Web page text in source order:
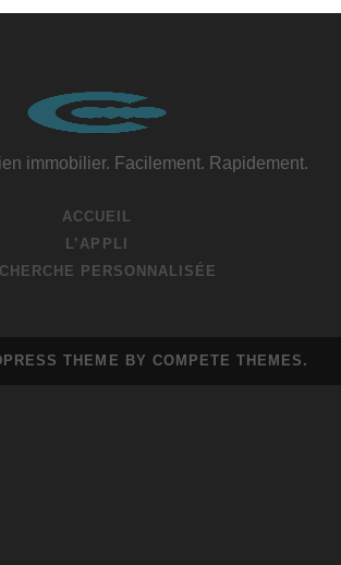
immobilier. Facilement. Rapidement.
ACCUEIL
L’APPLI
PERSONNALISÉE
THEME BY COMPETE THEMES.